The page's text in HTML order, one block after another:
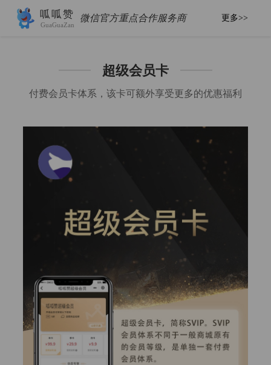
呱呱赞
GuaGuaZan
微信官方重点合作服务商 更多>>
超级会员卡
付费会员卡体系，该卡可额外享受更多的优惠福利